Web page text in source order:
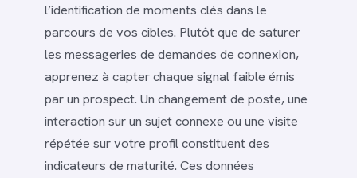
l’identification de moments clés dans le
parcours de vos cibles. Plutôt que de saturer
les messageries de demandes de connexion,
apprenez à capter chaque signal faible émis
par un prospect. Un changement de poste, une
interaction sur un sujet connexe ou une visite
répétée sur votre profil constituent des
indicateurs de maturité. Ces données